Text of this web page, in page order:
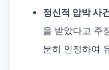
정신적 압박 사
을 받았다고 주
분히 인정하여